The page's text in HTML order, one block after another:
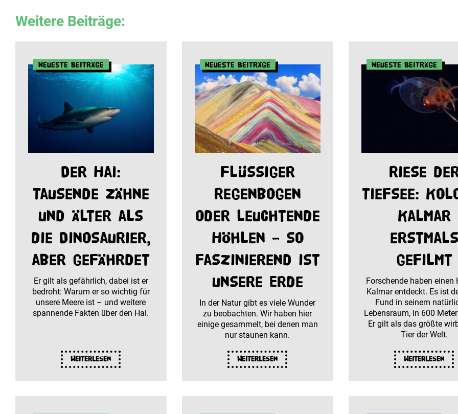
Weitere Beiträge:
Neueste Beiträge
Der Hai:
Tausende Zähne
und älter als
die Dinosaurier,
aber gefährdet
Er gilt als gefährlich, dabei ist er
bedroht: Warum er so wichtig für
unsere Meere ist – und weitere
spannende Fakten über den Hai.
Weiterlesen
Neueste Beiträge
Flüssiger
Regenbogen
oder leuchtende
Höhlen – so
faszinierend ist
unsere Erde
In der Natur gibt es viele Wunder
zu beobachten. Wir haben hier
einige gesammelt, bei denen man
nur staunen kann.
Weiterlesen
Neueste Beiträge
Riese
Tiefsee:
Kalmar
erstmals
gefilmt
Forschende haben einen
Kalmar entdeckt. Es ist
Fund in seinem
Lebensraum, in 600
Er gilt als das größte
Tier der Welt.
Weiterlesen